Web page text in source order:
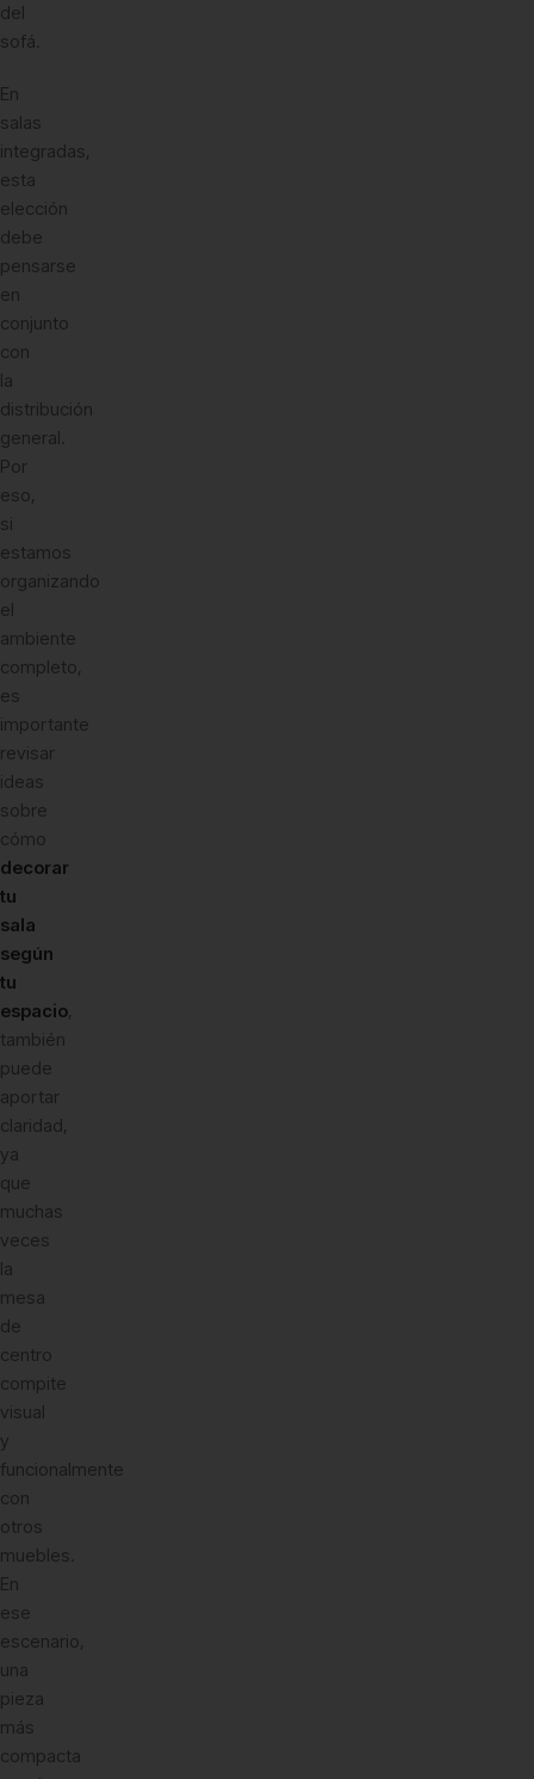
del
sofá.
En
salas
integradas,
esta
elección
debe
pensarse
en
conjunto
con
la
distribución
general.
Por
eso,
si
estamos
organizando
el
ambiente
completo,
es
importante
revisar
ideas
sobre
cómo
decorar
tu
sala
según
tu
espacio,
también
puede
aportar
claridad,
ya
que
muchas
veces
la
mesa
de
centro
compite
visual
y
funcionalmente
con
otros
muebles.
En
ese
escenario,
una
pieza
más
compacta